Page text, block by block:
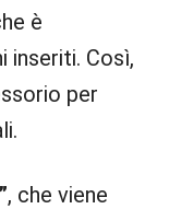
è
inseriti. Così,
per
, che viene